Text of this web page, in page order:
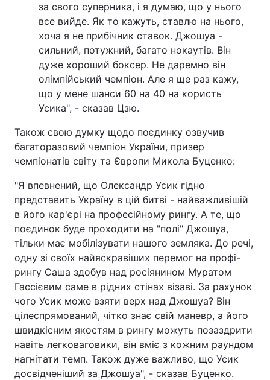
Послуги
Тема оформлення
за свого суперника, і я думаю, що у нього
все вийде. Як то кажуть, ставлю на нього,
хоча я не прибічник ставок. Джошуа -
сильний, потужний, багато нокаутів. Він
дуже хороший боксер. Не даремно він
олімпійський чемпіон. Але я ще раз кажу,
що у мене шанси 60 на 40 на користь
Усика", - сказав Цзю.
Також свою думку щодо поєдинку озвучив
багаторазовий чемпіон України, призер
чемпіонатів світу та Європи Микола Буценко:
"Я впевнений, що Олександр Усик гідно
представить Україну в цій битві - найважливішій
в його кар'єрі на професійному рингу. А те, що
поєдинок буде проходити на "полі" Джошуа,
тільки має мобілізувати нашого земляка. До речі,
одну зі своїх найяскравіших перемог на профі-
рингу Саша здобув над росіянином Муратом
Гассієвим саме в рідних стінах візаві. За рахунок
чого Усик може взяти верх над Джошуа? Він
цілеспрямований, чітко знає свій маневр, а його
швидкісним якостям в рингу можуть позаздрити
навіть легковаговики, він вміє з кожним раундом
нагнітати темп. Також дуже важливо, що Усик
досвідченіший за Джошуа", - сказав Буценко.